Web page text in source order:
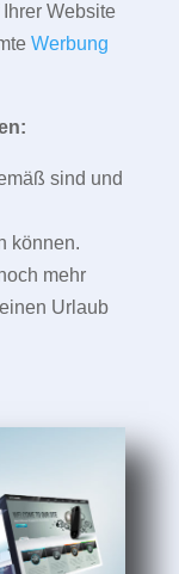
Website
Werbung
sind und
können.
mehr
Urlaub